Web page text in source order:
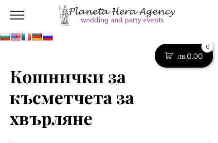
0
лв.0.00
Кошнички за
късметчета за
хвърляне